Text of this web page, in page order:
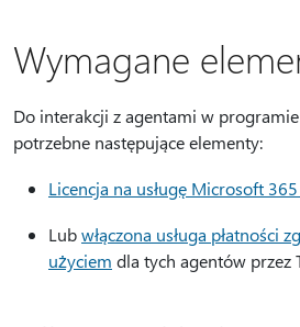
Wymagane
Do interakcji z agentami w
potrzebne następujące elementy:
Licencja na usługę Microsoft
Lubwłączona usługa płatności
użyciem dla tych agentów przez